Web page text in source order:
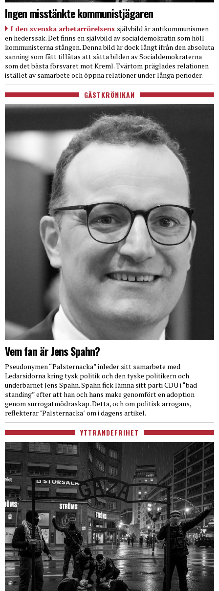
Ingen misstänkte kommunistjägaren
I den svenska arbetarrörelsens självbild är antikommunismen
en hederssak. Det finns en självbild av socialdemokratin som höll
kommunisterna stången. Denna bild är dock långt ifrån den absoluta
sanning som fått tillåtas att sätta bilden av Socialdemokraterna
som det bästa försvaret mot Kreml. Tvärtom präglades relationen
istället av samarbete och öppna relationer under långa perioder.
GÄSTKRÖNIKAN
Vem fan är Jens Spahn?
Pseudonymen “Palsternacka” inleder sitt samarbete med
Ledarsidorna kring tysk politik och den tyske politikern och
underbarnet Jens Spahn. Spahn fick lämna sitt parti CDU i “bad
standing” efter att han och hans make genomfört en adoption
genom surrogatmödraskap. Detta, och om politisk arrogans,
reflekterar "Palsternacka" om i dagens artikel.
YTTRANDEFRIHET